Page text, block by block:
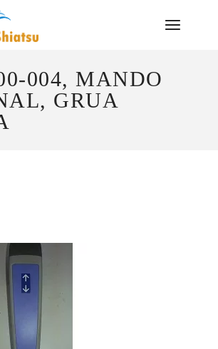
004, MANDO
GRUA